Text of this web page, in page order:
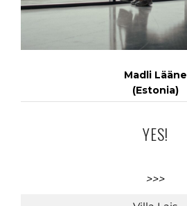
Madli Lääne
(Estonia)
YES!
>>>